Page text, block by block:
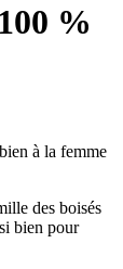
%
à la femme
des boisés
bien pour